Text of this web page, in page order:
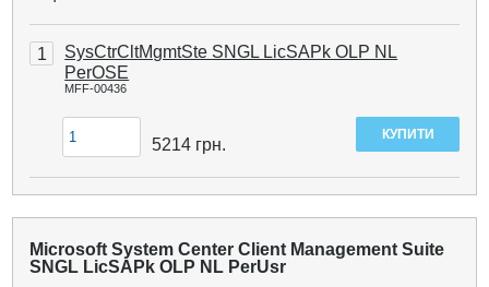
1
SysCtrCltMgmtSte SNGL LicSAPk OLP NL
PerOSE
MFF-00436
5214 грн.
Microsoft System Center Client Management Suite
SNGL LicSAPk OLP NL PerUsr